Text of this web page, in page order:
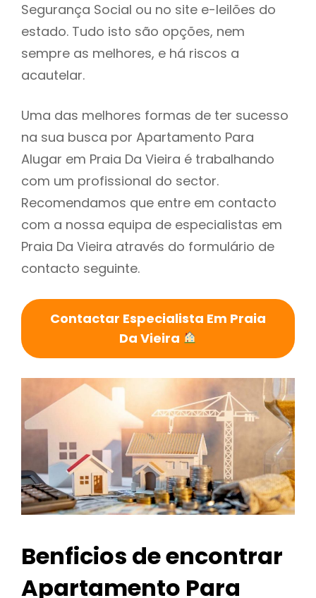
Segurança Social ou no site e-leilões do
estado. Tudo isto são opções, nem
sempre as melhores, e há riscos a
acautelar.
Uma das melhores formas de ter sucesso
na sua busca por Apartamento Para
Alugar em Praia Da Vieira é trabalhando
com um profissional do sector.
Recomendamos que entre em contacto
com a nossa equipa de especialistas em
Praia Da Vieira através do formulário de
contacto seguinte.
Contactar Especialista Em Praia
Da Vieira
Benficios de encontrar
Apartamento Para